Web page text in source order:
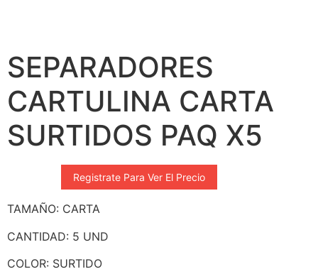
SEPARADORES
CARTULINA CARTA
SURTIDOS PAQ X5
Registrate Para Ver El Precio
TAMAÑO: CARTA
CANTIDAD: 5 UND
COLOR: SURTIDO